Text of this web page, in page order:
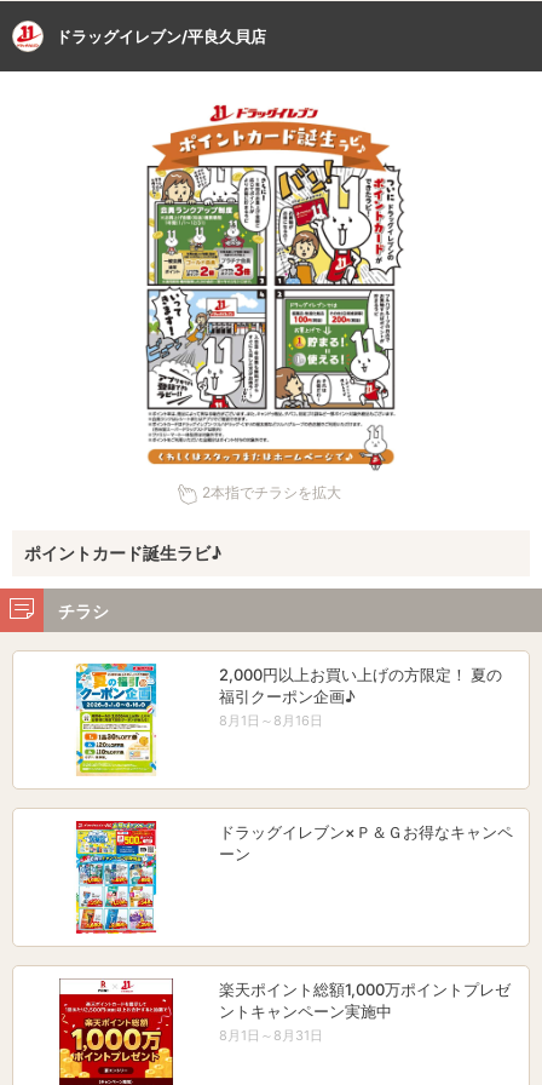
ドラッグイレブン/平良久貝店
2本指でチラシを拡大
ポイントカード誕生ラビ♪
チラシ
2,000円以上お買い上げの方限定！ 夏の
福引クーポン企画♪
8月1日～8月16日
ドラッグイレブン×Ｐ＆Ｇお得なキャンペ
ーン
楽天ポイント総額1,000万ポイントプレゼ
ントキャンペーン実施中
8月1日～8月31日